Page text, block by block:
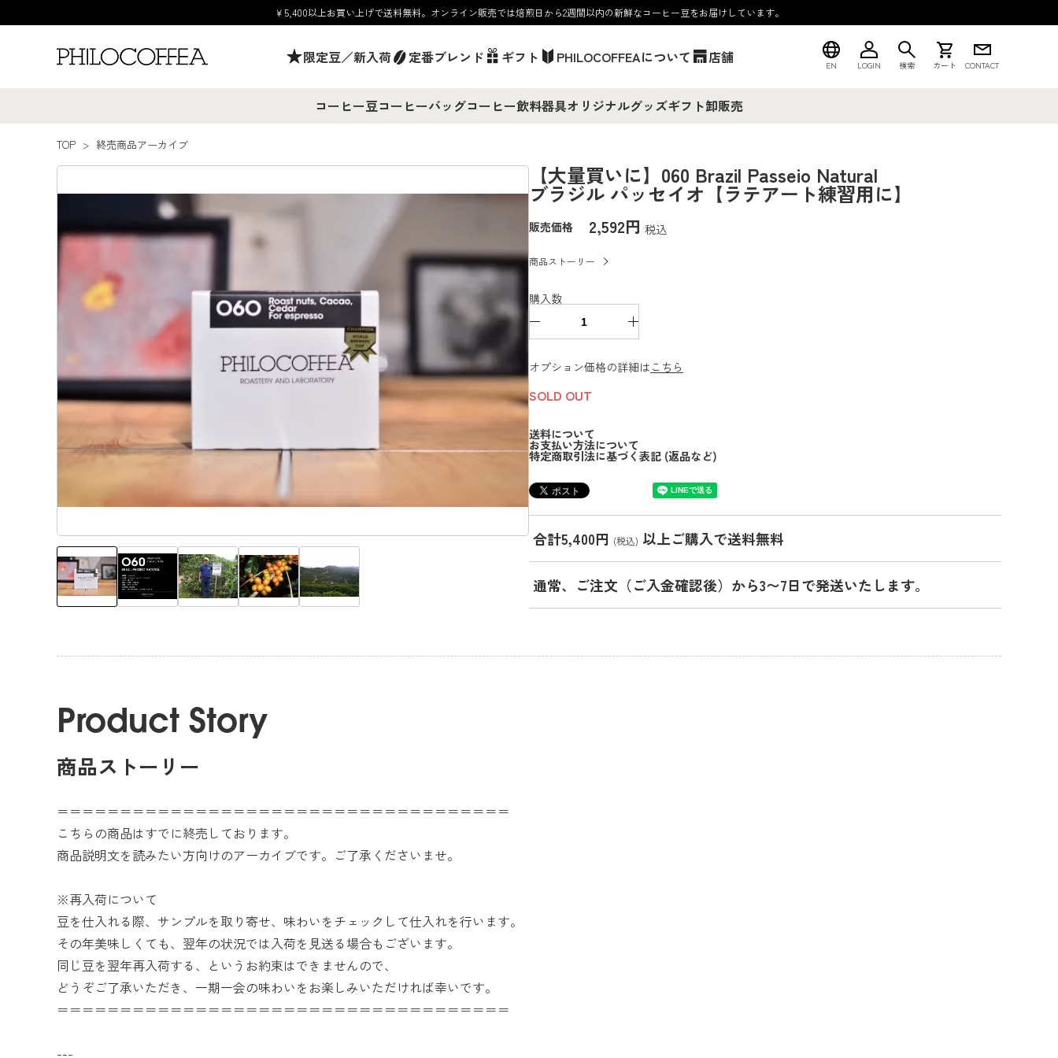
￥5,400以上お買い上げで送料無料。オンライン販売では焙煎日から2週間以内の新鮮なコーヒー豆をお届けしています。
限定豆／新入荷 定番ブレンド ギフト PHILOCOFFEAについて 店舗 EN LOGIN 検索 カート CONTACT
コーヒー豆コーヒーバッグコーヒー飲料器具オリジナルグッズギフト卸販売
TOP > 終売商品アーカイブ
【大量買いに】060 Brazil Passeio Natural
ブラジル パッセイオ【ラテアート練習用に】
販売価格 2,592円 税込
商品ストーリー
購入数
オプション価格の詳細は こちら
SOLD OUT
送料について
お支払い方法について
特定商取引法に基づく表記 (返品など)
合計5,400円 (税込) 以上ご購入で送料無料
通常、ご注文（ご入金確認後）から3〜7日で発送いたします。
Product Story
商品ストーリー
＝＝＝＝＝＝＝＝＝＝＝＝＝＝＝＝＝＝＝＝＝＝＝＝＝＝＝＝＝＝＝＝＝＝＝＝
こちらの商品はすでに終売しております。
商品説明文を読みたい方向けのアーカイブです。ご了承くださいませ。
※再入荷について
豆を仕入れる際、サンプルを取り寄せ、味わいをチェックして仕入れを行います。
その年美味しくても、翌年の状況では入荷を見送る場合もございます。
同じ豆を翌年再入荷する、というお約束はできませんので、
どうぞご了承いただき、一期一会の味わいをお楽しみいただければ幸いです。
＝＝＝＝＝＝＝＝＝＝＝＝＝＝＝＝＝＝＝＝＝＝＝＝＝＝＝＝＝＝＝＝＝＝＝＝
---